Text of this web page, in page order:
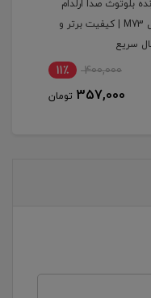
بلوتوث صدا ارلدام
مدل M73 | کیفیت برتر و
سریع
400,000 11٪
357,000 تومان